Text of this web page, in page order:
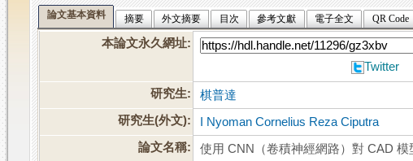
論文基本資料 摘要 外文摘要 目次 參考文獻 電子全文 QR Code
本論文永久網址:
Twitter
研究生:
棋普達
研究生(外文):
I Nyoman Cornelius Reza Ciputra
論文名稱:
使用 CNN（卷積神經網路）對 CAD